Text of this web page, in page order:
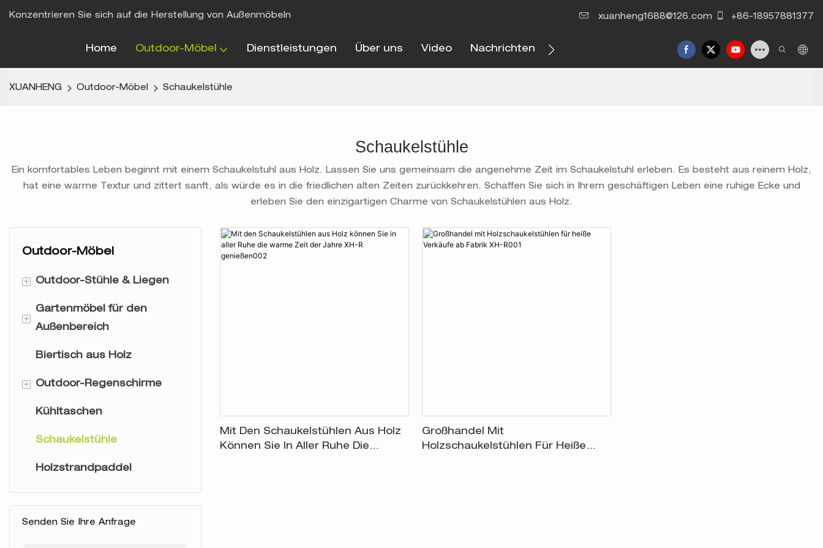
Konzentrieren Sie sich auf die Herstellung von Außenmöbeln xuanheng1688@126.com +86-18957881377
Home Outdoor-Möbel Dienstleistungen Über uns Video Nachrichten Kontaktieren Sie uns
XUANHENG Outdoor-Möbel Schaukelstühle
Schaukelstühle
Ein komfortables Leben beginnt mit einem Schaukelstuhl aus Holz. Lassen Sie uns gemeinsam die angenehme Zeit im Schaukelstuhl erleben. Es besteht aus reinem Holz,
hat eine warme Textur und zittert sanft, als würde es in die friedlichen alten Zeiten zurückkehren. Schaffen Sie sich in Ihrem geschäftigen Leben eine ruhige Ecke und
erleben Sie den einzigartigen Charme von Schaukelstühlen aus Holz.
Outdoor-Möbel
+ Outdoor-Stühle & Liegen
Rucksack-Strandstühle
+
Gartenmöbel für den
Außenbereich
Gartenmöbel aus Rattan
Gartenmöbel aus Holz
Biertisch aus Holz
+ Outdoor-Regenschirme
Sonnenschirme
Terrassenschirme
Cabanas & Zelte
Kühltaschen
Schaukelstühle
Holzstrandpaddel
Senden Sie Ihre Anfrage
Mit Den Schaukelstühlen Aus Holz
Können Sie In Aller Ruhe Die
Großhandel Mit
Holzschaukelstühlen Für Heiße